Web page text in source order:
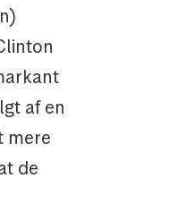
af en
mere
de